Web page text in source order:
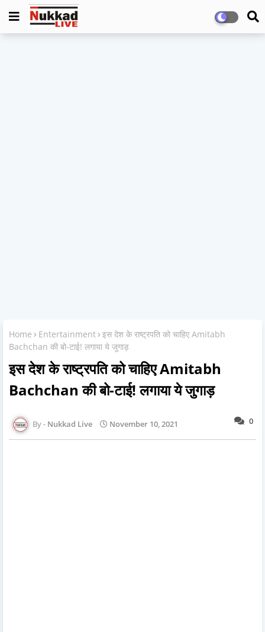
Home Entertainment इस देश के राष्ट्रपति को चाहिए Amitabh
Bachchan की बो-टाई! लगाया ये जुगाड़
इस देश के राष्ट्रपति को चाहिए Amitabh
Bachchan की बो-टाई! लगाया ये जुगाड़
0
Nukkad Live November 10, 2021